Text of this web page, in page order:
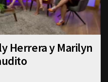
Herrera y Marilyn